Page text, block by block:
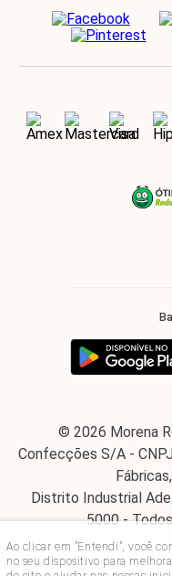
Ao clicar em "Entendi", você
no seu dispositivo para
© 2026 Morena
Confecções S/A -
Distrito Industrial
5000 -